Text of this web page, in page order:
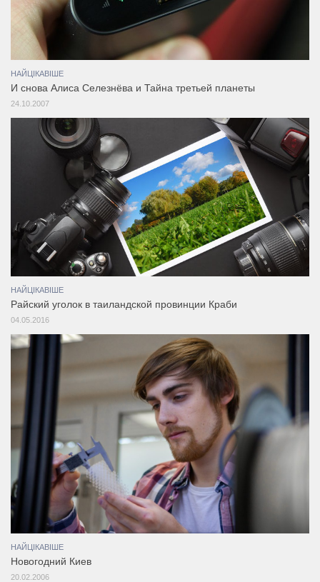
НАЙЦІКАВІШЕ
И снова Алиса Селезнёва и Тайна третьей планеты
24.10.2007
НАЙЦІКАВІШЕ
Райский уголок в таиландской провинции Краби
04.05.2016
НАЙЦІКАВІШЕ
Новогодний Киев
20.02.2006